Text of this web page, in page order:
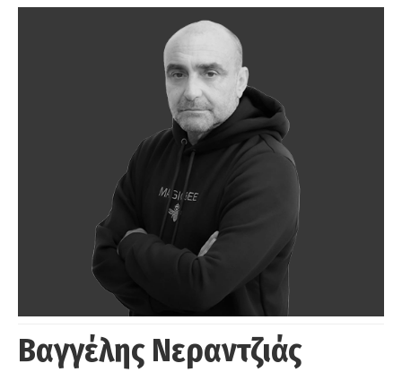
Βαγγέλης Νεραντζιάς